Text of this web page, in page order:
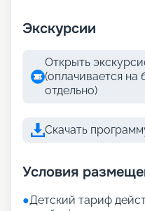
Экскурсии
Открыть
(оплачивается на
отдельно)
Скачать
Условия
●Детский тариф